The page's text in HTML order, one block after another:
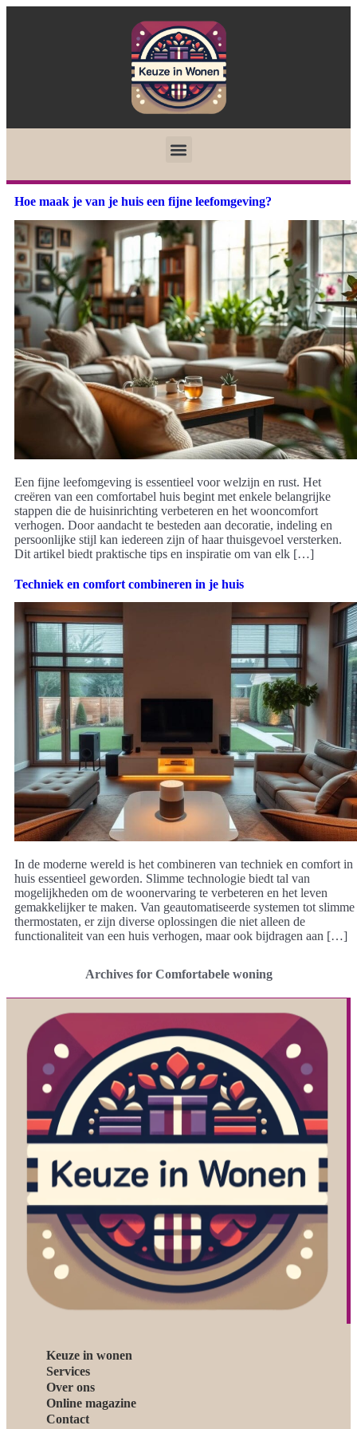
Hoe maak je van je huis een fijne leefomgeving?
Een fijne leefomgeving is essentieel voor welzijn en rust. Het
creëren van een comfortabel huis begint met enkele belangrijke
stappen die de huisinrichting verbeteren en het wooncomfort
verhogen. Door aandacht te besteden aan decoratie, indeling en
persoonlijke stijl kan iedereen zijn of haar thuisgevoel versterken.
Dit artikel biedt praktische tips en inspiratie om van elk […]
Techniek en comfort combineren in je huis
In de moderne wereld is het combineren van techniek en comfort in
huis essentieel geworden. Slimme technologie biedt tal van
mogelijkheden om de woonervaring te verbeteren en het leven
gemakkelijker te maken. Van geautomatiseerde systemen tot slimme
thermostaten, er zijn diverse oplossingen die niet alleen de
functionaliteit van een huis verhogen, maar ook bijdragen aan […]
Archives for Comfortabele woning
Keuze in wonen
Services
Over ons
Online magazine
Contact